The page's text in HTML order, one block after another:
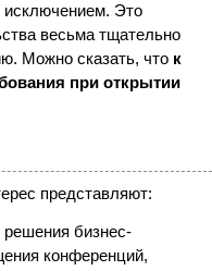
исключением. Это
весьма тщательно
Можно сказать, что к
при открытии
представляют:
решения бизнес-
конференций,